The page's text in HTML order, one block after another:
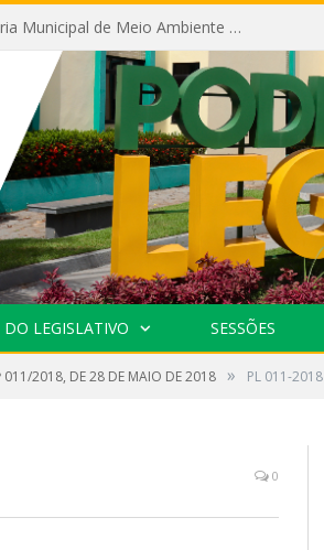
Câmara recebe palestra da Secretária Municipal de Meio Ambiente sobre as ações da “SEMANA DO MEIO AMBIENTE”
LEGISLATIVO SESSÕES
011/2018, DE 28 DE MAIO DE 2018 » PL 011-2018
0